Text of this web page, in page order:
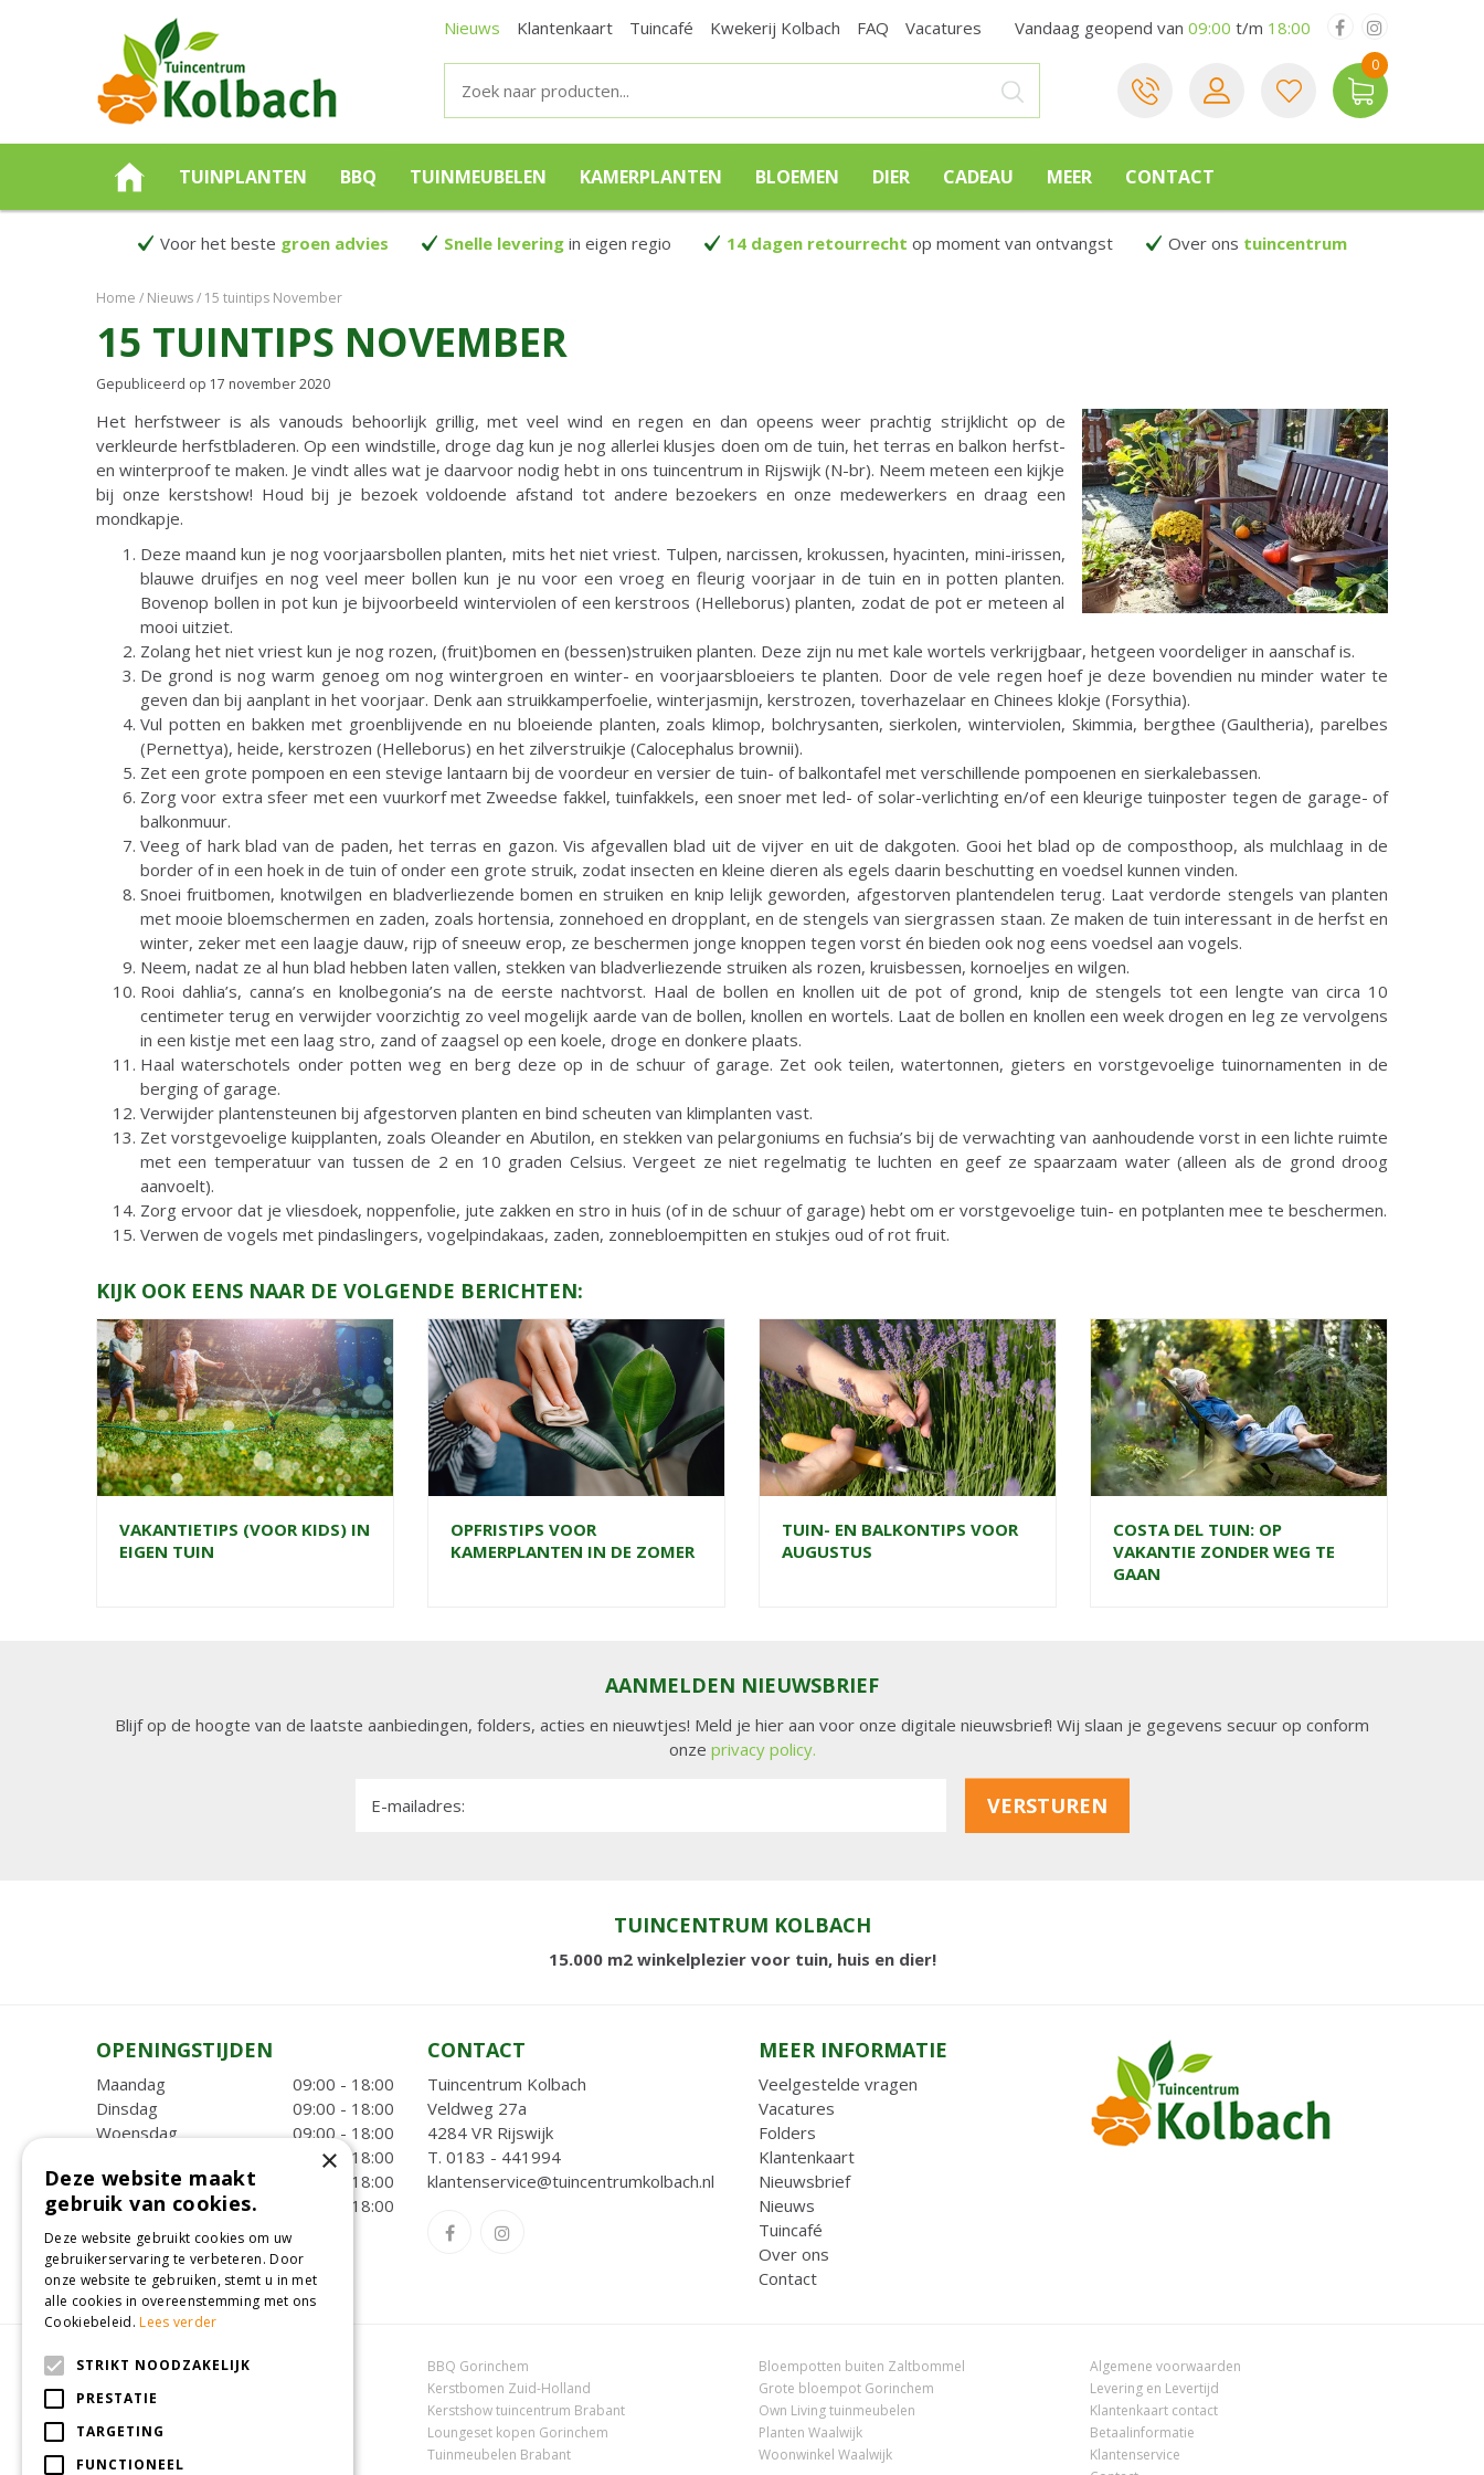
Home Nieuws 15 tuintips November
Nieuws Klantenkaart Tuincafé Kwekerij Kolbach FAQ Vacatures Vandaag geopend van 09:00 t/m 18:00
TUINPLANTEN BBQ TUINMEUBELEN KAMERPLANTEN BLOEMEN DIER CADEAU MEER CONTACT
Voor het beste groen advies Snelle leveringin eigen regio 14 dagen retourrecht op moment van ontvangst Over ons tuincentrum
15 TUINTIPS NOVEMBER
Gepubliceerd op 17 november 2020
Het herfstweer is als vanouds behoorlijk grillig, met veel wind en regen en dan opeens weer prachtig strijklicht op de
verkleurde herfstbladeren. Op een windstille, droge dag kun je nog allerlei klusjes doen om de tuin, het terras en balkon herfst-
en winterproof te maken. Je vindt alles wat je daarvoor nodig hebt in ons tuincentrum in Rijswijk (N-br). Neem meteen een kijkje
bij onze kerstshow! Houd bij je bezoek voldoende afstand tot andere bezoekers en onze medewerkers en draag een
mondkapje.
Deze maand kun je nog voorjaarsbollen planten, mits het niet vriest. Tulpen, narcissen, krokussen, hyacinten, mini-irissen,
blauwe druifjes en nog veel meer bollen kun je nu voor een vroeg en fleurig voorjaar in de tuin en in potten planten.
Bovenop bollen in pot kun je bijvoorbeeld winterviolen of een kerstroos (Helleborus) planten, zodat de pot er meteen al
mooi uitziet.
Zolang het niet vriest kun je nog rozen, (fruit)bomen en (bessen)struiken planten. Deze zijn nu met kale wortels verkrijgbaar, hetgeen voordeliger in aanschaf is.
De grond is nog warm genoeg om nog wintergroen en winter- en voorjaarsbloeiers te planten. Door de vele regen hoef je deze bovendien nu minder water te
geven dan bij aanplant in het voorjaar. Denk aan struikkamperfoelie, winterjasmijn, kerstrozen, toverhazelaar en Chinees klokje (Forsythia).
Vul potten en bakken met groenblijvende en nu bloeiende planten, zoals klimop, bolchrysanten, sierkolen, winterviolen, Skimmia, bergthee (Gaultheria), parelbes
(Pernettya), heide, kerstrozen (Helleborus) en het zilverstruikje (Calocephalus brownii).
Zet een grote pompoen en een stevige lantaarn bij de voordeur en versier de tuin- of balkontafel met verschillende pompoenen en sierkalebassen.
Zorg voor extra sfeer met een vuurkorf met Zweedse fakkel, tuinfakkels, een snoer met led- of solar-verlichting en/of een kleurige tuinposter tegen de garage- of
balkonmuur.
Veeg of hark blad van de paden, het terras en gazon. Vis afgevallen blad uit de vijver en uit de dakgoten. Gooi het blad op de composthoop, als mulchlaag in de
border of in een hoek in de tuin of onder een grote struik, zodat insecten en kleine dieren als egels daarin beschutting en voedsel kunnen vinden.
Snoei fruitbomen, knotwilgen en bladverliezende bomen en struiken en knip lelijk geworden, afgestorven plantendelen terug. Laat verdorde stengels van planten
met mooie bloemschermen en zaden, zoals hortensia, zonnehoed en dropplant, en de stengels van siergrassen staan. Ze maken de tuin interessant in de herfst en
winter, zeker met een laagje dauw, rijp of sneeuw erop, ze beschermen jonge knoppen tegen vorst én bieden ook nog eens voedsel aan vogels.
Neem, nadat ze al hun blad hebben laten vallen, stekken van bladverliezende struiken als rozen, kruisbessen, kornoeljes en wilgen.
Rooi dahlia’s, canna’s en knolbegonia’s na de eerste nachtvorst. Haal de bollen en knollen uit de pot of grond, knip de stengels tot een lengte van circa 10
centimeter terug en verwijder voorzichtig zo veel mogelijk aarde van de bollen, knollen en wortels. Laat de bollen en knollen een week drogen en leg ze vervolgens
in een kistje met een laag stro, zand of zaagsel op een koele, droge en donkere plaats.
Haal waterschotels onder potten weg en berg deze op in de schuur of garage. Zet ook teilen, watertonnen, gieters en vorstgevoelige tuinornamenten in de
berging of garage.
Verwijder plantensteunen bij afgestorven planten en bind scheuten van klimplanten vast.
Zet vorstgevoelige kuipplanten, zoals Oleander en Abutilon, en stekken van pelargoniums en fuchsia’s bij de verwachting van aanhoudende vorst in een lichte ruimte
met een temperatuur van tussen de 2 en 10 graden Celsius. Vergeet ze niet regelmatig te luchten en geef ze spaarzaam water (alleen als de grond droog
aanvoelt).
Zorg ervoor dat je vliesdoek, noppenfolie, jute zakken en stro in huis (of in de schuur of garage) hebt om er vorstgevoelige tuin- en potplanten mee te beschermen.
Verwen de vogels met pindaslingers, vogelpindakaas, zaden, zonnebloempitten en stukjes oud of rot fruit.
KIJK OOK EENS NAAR DE VOLGENDE BERICHTEN:
VAKANTIETIPS (VOOR KIDS) IN
EIGEN TUIN
OPFRISTIPS VOOR
KAMERPLANTEN IN DE ZOMER
TUIN- EN BALKONTIPS VOOR
AUGUSTUS
COSTA DEL TUIN: OP
VAKANTIE ZONDER WEG TE
GAAN
AANMELDEN NIEUWSBRIEF
Blijf op de hoogte van de laatste aanbiedingen, folders, acties en nieuwtjes! Meld je hier aan voor onze digitale nieuwsbrief! Wij slaan je gegevens secuur op conform
onze privacy policy.
E-mailadres:
TUINCENTRUM KOLBACH
15.000 m2 winkelplezier voor tuin, huis en dier!
OPENINGSTIJDEN
Maandag
09:00 - 18:00
Dinsdag
09:00 - 18:00
Woensdag
09:00 - 18:00
09:00 - 18:00
Vrijdag
09:00 - 18:00
Zaterdag
09:00 - 18:00
Toon alle openingstijden
CONTACT
Tuincentrum Kolbach
Veldweg 27a
4284 VR Rijswijk
T. 0183 - 441994
klantenservice@tuincentrumkolbach.nl
MEER INFORMATIE
Veelgestelde vragen
Vacatures
Folders
Klantenkaart
Nieuwsbrief
Nieuws
Tuincafé
Over ons
Contact
Dierenwinkel Oosterhout
Tuincentrum Zuid-Holland
BBQ Gorinchem
Kerstbomen Zuid-Holland
Kerstshow tuincentrum Brabant
Loungeset kopen Gorinchem
Tuinmeubelen Brabant
Bloempotten buiten Zaltbommel
Grote bloempot Gorinchem
Own Living tuinmeubelen
Planten Waalwijk
Woonwinkel Waalwijk
Algemene voorwaarden
Levering en Levertijd
Klantenkaart contact
Betaalinformatie
Klantenservice
×
Deze website maakt
gebruik van cookies.
Deze website gebruikt cookies om uw
gebruikerservaring te verbeteren. Door
onze website te gebruiken, stemt u in met
alle cookies in overeenstemming met ons
Cookiebeleid.Lees verder
STRIKT NOODZAKELIJK
PRESTATIE
TARGETING
FUNCTIONEEL